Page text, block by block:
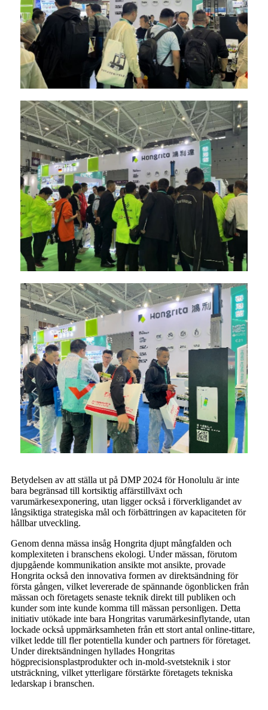
Betydelsen av att ställa ut på DMP 2024 för Honolulu är inte
bara begränsad till kortsiktig affärstillväxt och
varumärkesexponering, utan ligger också i förverkligandet av
långsiktiga strategiska mål och förbättringen av kapaciteten för
hållbar utveckling.
Genom denna mässa insåg Hongrita djupt mångfalden och
komplexiteten i branschens ekologi. Under mässan, förutom
djupgående kommunikation ansikte mot ansikte, provade
Hongrita också den innovativa formen av direktsändning för
första gången, vilket levererade de spännande ögonblicken från
mässan och företagets senaste teknik direkt till publiken och
kunder som inte kunde komma till mässan personligen. Detta
initiativ utökade inte bara Hongritas varumärkesinflytande, utan
lockade också uppmärksamheten från ett stort antal online-tittare,
vilket ledde till fler potentiella kunder och partners för företaget.
Under direktsändningen hyllades Hongritas
högprecisionsplastprodukter och in-mold-svetsteknik i stor
utsträckning, vilket ytterligare förstärkte företagets tekniska
ledarskap i branschen.